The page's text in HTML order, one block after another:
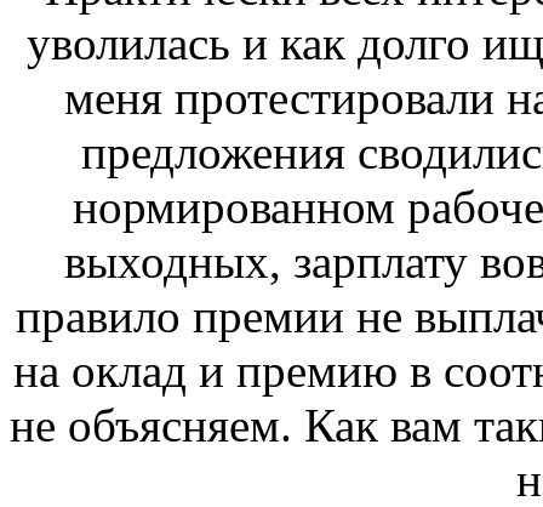
уволилась и как долго
меня протестировали
предложения
нормированном
выходных, зарплату
правило премии не
на оклад и премию в
не объясняем. Как вам